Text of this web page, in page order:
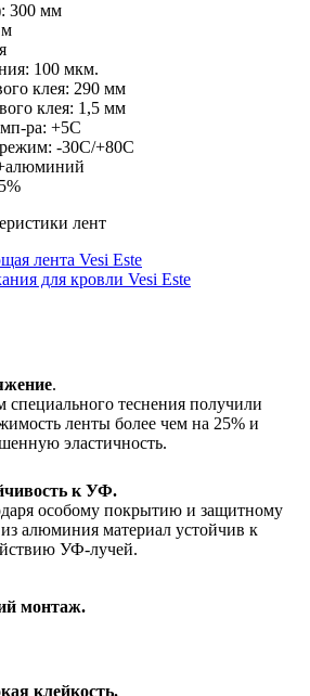
300 мм
м
100 мкм.
клея: 290 мм
клея: 1,5 мм
ра: +5С
-30С/+80С
.
специального теснения получили
ленты более чем на 25% и
эластичность.
к УФ.
особому покрытию и защитному
алюминия материал устойчив к
УФ-лучей.
монтаж.
клейкость.